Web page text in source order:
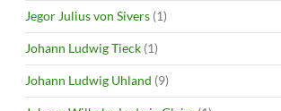
Jegor Julius von Sivers (1)
Johann Ludwig Tieck (1)
Johann Ludwig Uhland (9)